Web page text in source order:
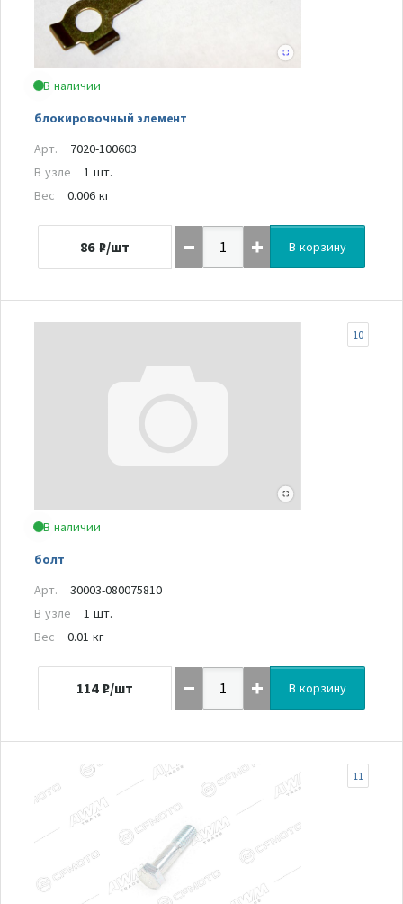
В наличии
блокировочный элемент
Арт.
7020-100603
В узле
1 шт.
Вес
0.006 кг
86 ₽/шт В корзину
В наличии
болт
10
Арт.
30003-080075810
В узле
1 шт.
Вес
0.01 кг
114 ₽/шт В корзину
11